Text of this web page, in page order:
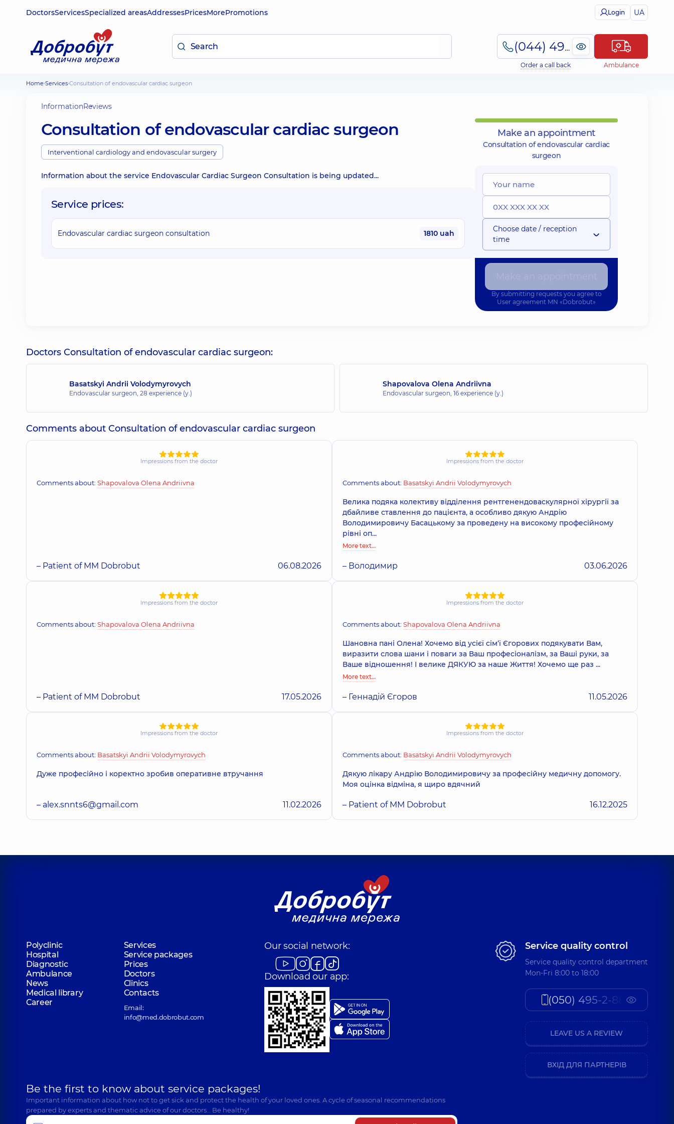
DoctorsServicesSpecialized areasAddressesPricesMorePromotions Login UA
(044) 495-2-888
Order a call back Ambulance
Home Services Consultation of endovascular cardiac surgeon
InformationReviews
Consultation of endovascular cardiac surgeon
Interventional cardiology and endovascular surgery
Information about the service Endovascular Cardiac Surgeon Consultation is being updated...
Service prices:
Endovascular cardiac surgeon consultation 1810 uah
Make an appointment
Consultation of endovascular cardiac
surgeon
Choose date / reception
time
By submitting requests you agree to
User agreement MN «Dobrobut»
Doctors Consultation of endovascular cardiac surgeon:
Basatskyi Andrii Volodymyrovych
Endovascular surgeon, 28 experience (y.)
Shapovalova Olena Andriivna
Endovascular surgeon, 16 experience (y.)
Comments about Consultation of endovascular cardiac surgeon
Impressions from the doctor
Comments about: Shapovalova Olena Andriivna
– Patient of MM Dobrobut 06.08.2026
Impressions from the doctor
Comments about: Basatskyi Andrii Volodymyrovych
Велика подяка колективу відділення рентгенендоваскулярної хірургії за
дбайливе ставлення до пацієнта, а особливо дякую Андрію
Володимировичу Басацькому за проведену на високому професійному
рівні оп...
More text…
– Володимир 03.06.2026
Impressions from the doctor
Comments about: Shapovalova Olena Andriivna
– Patient of MM Dobrobut 17.05.2026
Impressions from the doctor
Comments about: Shapovalova Olena Andriivna
Шановна пані Олена! Хочемо від усієї сім‘ї Єгорових подякувати Вам,
виразити слова шани і поваги за Ваш професіоналізм, за Ваші руки, за
Ваше відношення! І велике ДЯКУЮ за наше Життя! Хочемо ще раз ...
More text…
– Геннадій Єгоров 11.05.2026
Impressions from the doctor
Comments about: Basatskyi Andrii Volodymyrovych
Дуже професійно і коректно зробив оперативне втручання
– alex.snnts6@gmail.com 11.02.2026
Impressions from the doctor
Comments about: Basatskyi Andrii Volodymyrovych
Дякую лікару Андрію Володимировичу за професійну медичну допомогу.
Моя оцінка відміна, я щиро вдячний
– Patient of MM Dobrobut 16.12.2025
Polyclinic
Services
Hospital
Service packages
Diagnostic
Prices
Ambulance
Doctors
News
Clinics
Medical library
Contacts
Career
Email:
info@med.dobrobut.com
Our social network:
Download our app:
Be the first to know about service packages!
Important information about how not to get sick and protect the health of your loved ones. A cycle of seasonal recommendations
prepared by experts and thematic advice of our doctors… Be healthy!
Service quality control
Service quality control department
Mon-Fri 8:00 to 18:00
(050) 495-2-888
LEAVE US A REVIEW
ВХІД ДЛЯ ПАРТНЕРІВ